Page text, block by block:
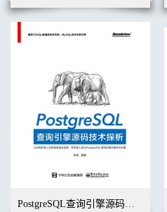
PostgreSQL查询引擎源码技术探析